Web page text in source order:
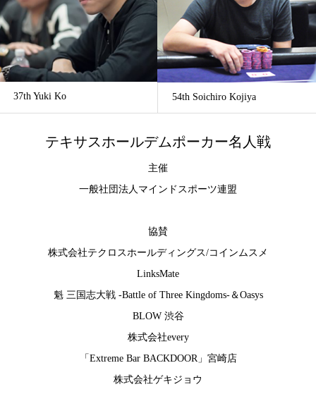
37th Yuki Ko 54th Soichiro Kojiya
テキサスホールデムポーカー名人戦
主催
一般社団法人マインドスポーツ連盟
協賛
株式会社テクロスホールディングス/コインムスメ
LinksMate
魁 三国志大戦 -Battle of Three Kingdoms-＆Oasys
BLOW 渋谷
株式会社every
「Extreme Bar BACKDOOR」宮崎店
株式会社ゲキジョウ